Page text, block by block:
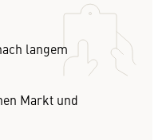
langem
Markt und